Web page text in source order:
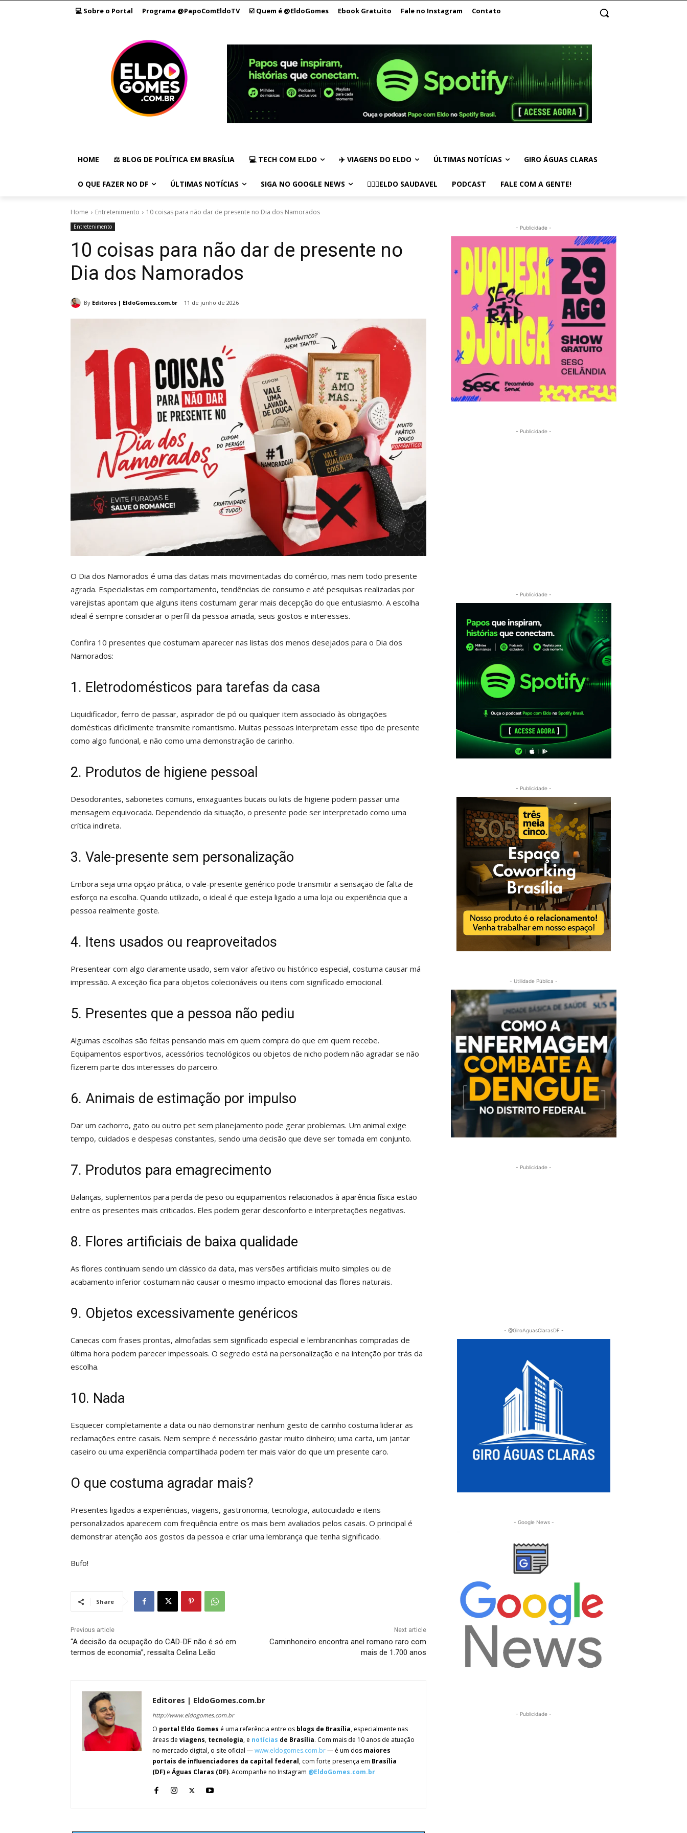
💻 Sobre o Portal Programa @PapoComEldoTV ☑️ Quem é @EldoGomes Ebook Gratuito Fale no Instagram Contato
HOME ⚖️ BLOG DE POLÍTICA EM BRASÍLIA 💻 TECH COM ELDO ✈️ VIAGENS DO ELDO ÚLTIMAS NOTÍCIAS GIRO ÁGUAS CLARAS
O QUE FAZER NO DF ÚLTIMAS NOTÍCIAS SIGA NO GOOGLE NEWS 🏃🏻‍♂️ELDO SAUDAVEL PODCAST FALE COM A GENTE!
Home Entretenimento 10 coisas para não dar de presente no Dia dos Namorados
Entretenimento
10 coisas para não dar de presente no
Dia dos Namorados
By Editores | EldoGomes.com.br 11 de junho de 2026
O Dia dos Namorados é uma das datas mais movimentadas do comércio, mas nem todo presente
agrada. Especialistas em comportamento, tendências de consumo e até pesquisas realizadas por
varejistas apontam que alguns itens costumam gerar mais decepção do que entusiasmo. A escolha
ideal é sempre considerar o perfil da pessoa amada, seus gostos e interesses.
Confira 10 presentes que costumam aparecer nas listas dos menos desejados para o Dia dos
Namorados:
1. Eletrodomésticos para tarefas da casa
Liquidificador, ferro de passar, aspirador de pó ou qualquer item associado às obrigações
domésticas dificilmente transmite romantismo. Muitas pessoas interpretam esse tipo de presente
como algo funcional, e não como uma demonstração de carinho.
2. Produtos de higiene pessoal
Desodorantes, sabonetes comuns, enxaguantes bucais ou kits de higiene podem passar uma
mensagem equivocada. Dependendo da situação, o presente pode ser interpretado como uma
crítica indireta.
3. Vale-presente sem personalização
Embora seja uma opção prática, o vale-presente genérico pode transmitir a sensação de falta de
esforço na escolha. Quando utilizado, o ideal é que esteja ligado a uma loja ou experiência que a
pessoa realmente goste.
4. Itens usados ou reaproveitados
Presentear com algo claramente usado, sem valor afetivo ou histórico especial, costuma causar má
impressão. A exceção fica para objetos colecionáveis ou itens com significado emocional.
5. Presentes que a pessoa não pediu
Algumas escolhas são feitas pensando mais em quem compra do que em quem recebe.
Equipamentos esportivos, acessórios tecnológicos ou objetos de nicho podem não agradar se não
fizerem parte dos interesses do parceiro.
6. Animais de estimação por impulso
Dar um cachorro, gato ou outro pet sem planejamento pode gerar problemas. Um animal exige
tempo, cuidados e despesas constantes, sendo uma decisão que deve ser tomada em conjunto.
7. Produtos para emagrecimento
Balanças, suplementos para perda de peso ou equipamentos relacionados à aparência física estão
entre os presentes mais criticados. Eles podem gerar desconforto e interpretações negativas.
8. Flores artificiais de baixa qualidade
As flores continuam sendo um clássico da data, mas versões artificiais muito simples ou de
acabamento inferior costumam não causar o mesmo impacto emocional das flores naturais.
9. Objetos excessivamente genéricos
Canecas com frases prontas, almofadas sem significado especial e lembrancinhas compradas de
última hora podem parecer impessoais. O segredo está na personalização e na intenção por trás da
escolha.
10. Nada
Esquecer completamente a data ou não demonstrar nenhum gesto de carinho costuma liderar as
reclamações entre casais. Nem sempre é necessário gastar muito dinheiro; uma carta, um jantar
caseiro ou uma experiência compartilhada podem ter mais valor do que um presente caro.
O que costuma agradar mais?
Presentes ligados a experiências, viagens, gastronomia, tecnologia, autocuidado e itens
personalizados aparecem com frequência entre os mais bem avaliados pelos casais. O principal é
demonstrar atenção aos gostos da pessoa e criar uma lembrança que tenha significado.
Bufo!
Share
Previous article
“A decisão da ocupação do CAD-DF não é só em
termos de economia”, ressalta Celina Leão
Next article
Caminhoneiro encontra anel romano raro com
mais de 1.700 anos
Editores | EldoGomes.com.br
http://www.eldogomes.com.br
O portal Eldo Gomes é uma referência entre os blogs de Brasília, especialmente nas
áreas de viagens, tecnologia, e notícias de Brasília. Com mais de 10 anos de atuação
no mercado digital, o site oficial —www.eldogomes.com.br— é um dos maiores
portais de influenciadores da capital federal, com forte presença em Brasília
(DF) e Águas Claras (DF). Acompanhe no Instagram @EldoGomes.com.br
- Publicidade -
- Publicidade -
- Publicidade -
- Publicidade -
- Utilidade Pública -
- Publicidade -
- @GiroAguasClarasDF -
- Google News -
- Publicidade -